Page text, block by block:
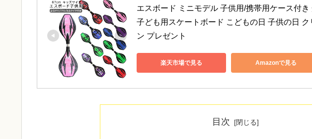
エスボード ミニモデル 子供用/携帯用ケース付
子ども用スケートボード こどもの日 子供の日
ン プレゼント
楽天市場で見る Amazonで見る
目次